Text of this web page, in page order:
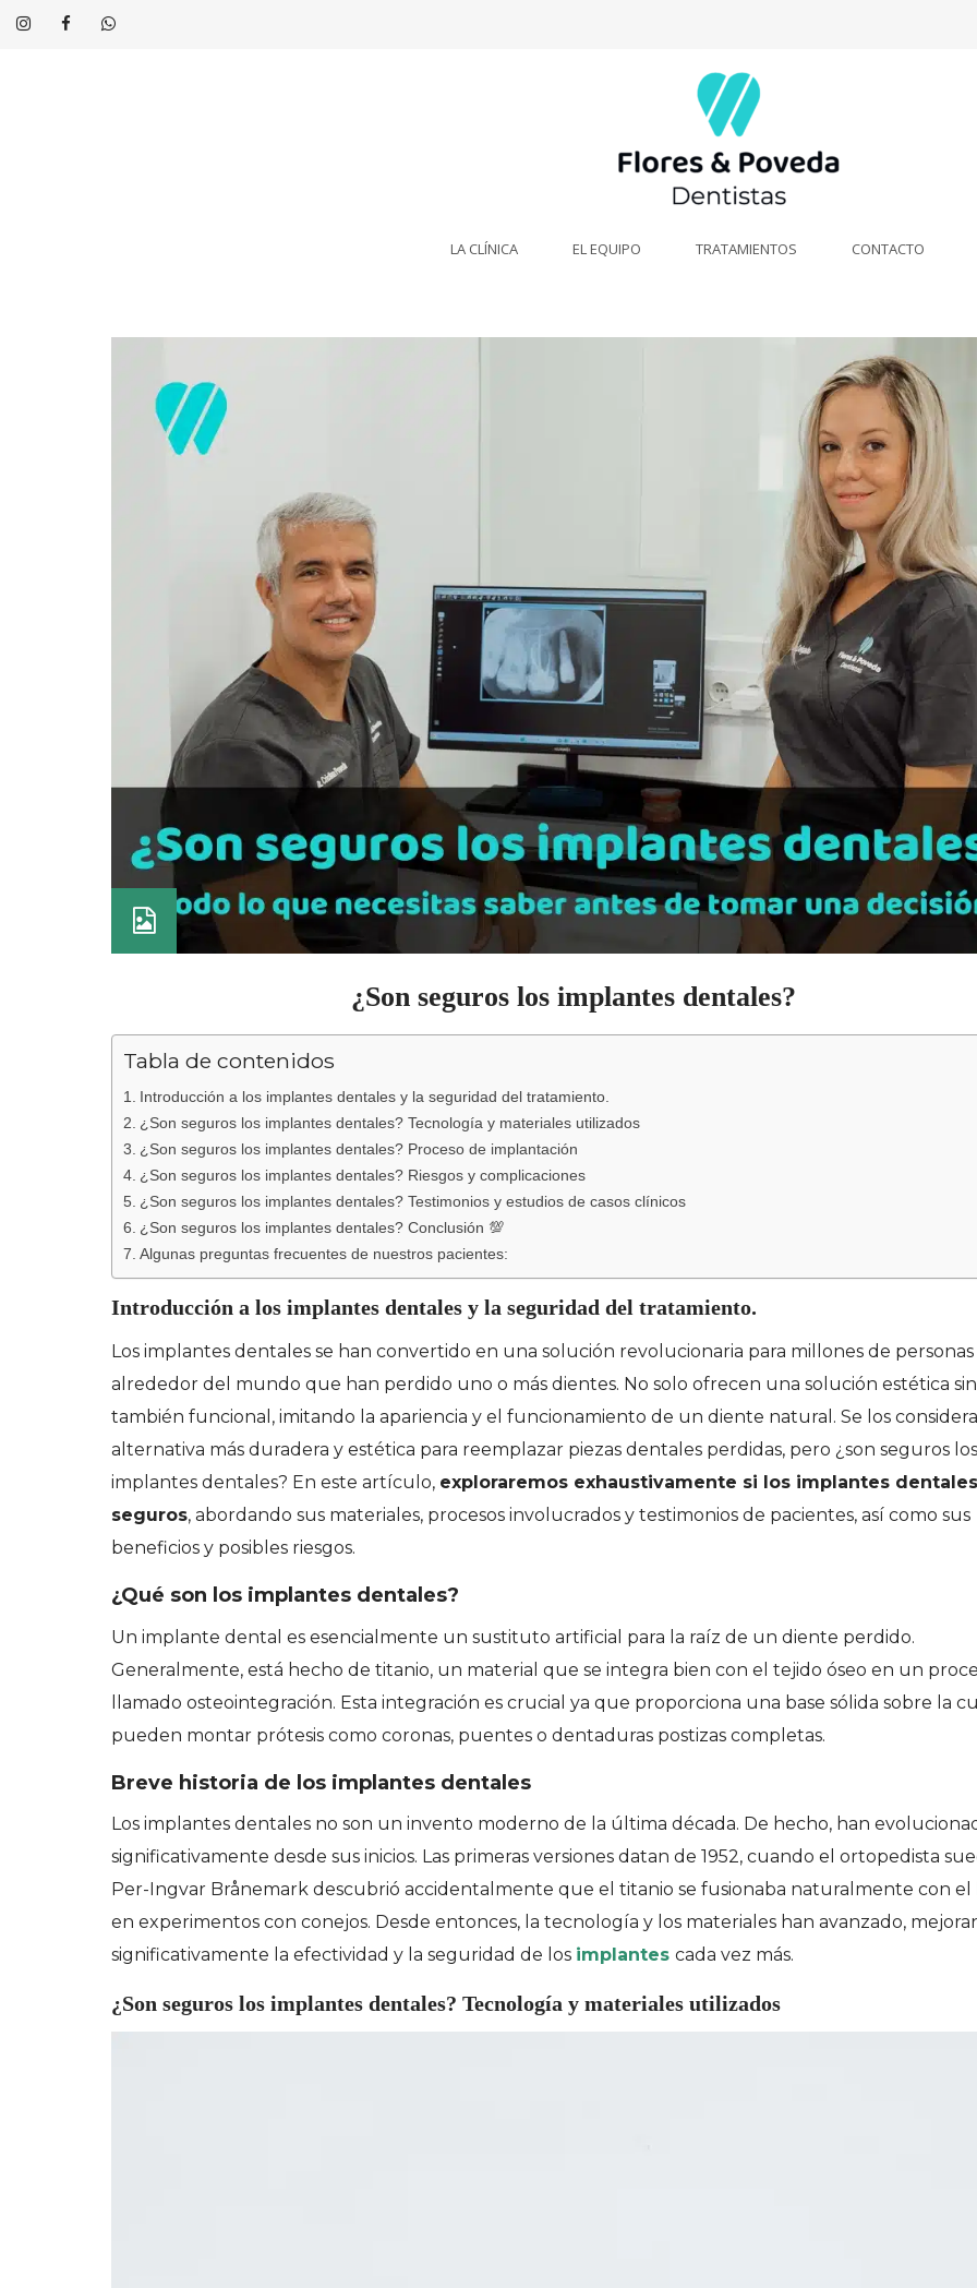
LA CLÍNICA EL EQUIPO TRATAMIENTOS CONTACTO
¿Son seguros los implantes dentales?
Tabla de contenidos
Introducción a los implantes dentales y la seguridad del tratamiento.
¿Son seguros los implantes dentales? Tecnología y materiales utilizados
¿Son seguros los implantes dentales? Proceso de implantación
¿Son seguros los implantes dentales? Riesgos y complicaciones
¿Son seguros los implantes dentales? Testimonios y estudios de casos clínicos
¿Son seguros los implantes dentales? Conclusión 💯
Algunas preguntas frecuentes de nuestros pacientes:
Introducción a los implantes dentales y la seguridad del tratamiento.
Los implantes dentales se han convertido en una solución revolucionaria para millones de personas
alrededor del mundo que han perdido uno o más dientes. No solo ofrecen una solución estética
también funcional, imitando la apariencia y el funcionamiento de un diente natural. Se los
alternativa más duradera y estética para reemplazar piezas dentales perdidas, pero ¿son seguros los
implantes dentales? En este artículo, exploraremos exhaustivamente si los implantes
seguros, abordando sus materiales, procesos involucrados y testimonios de pacientes, así como sus
beneficios y posibles riesgos.
¿Qué son los implantes dentales?
Un implante dental es esencialmente un sustituto artificial para la raíz de un diente perdido.
Generalmente, está hecho de titanio, un material que se integra bien con el tejido óseo en un
llamado osteointegración. Esta integración es crucial ya que proporciona una base sólida sobre la
pueden montar prótesis como coronas, puentes o dentaduras postizas completas.
Breve historia de los implantes dentales
Los implantes dentales no son un invento moderno de la última década. De hecho, han
significativamente desde sus inicios. Las primeras versiones datan de 1952, cuando el ortopedista
Per-Ingvar Brånemark descubrió accidentalmente que el titanio se fusionaba naturalmente con el
en experimentos con conejos. Desde entonces, la tecnología y los materiales han avanzado,
significativamente la efectividad y la seguridad de los implantes cada vez más.
¿Son seguros los implantes dentales? Tecnología y materiales utilizados